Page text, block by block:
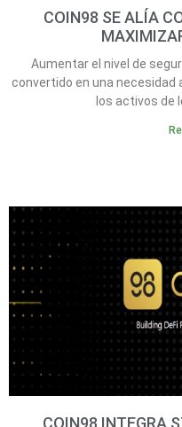
COIN98 SE ALÍA
Aumentar el nivel de
convertido en una necesidad
los activos de
COIN98 INTEGRA